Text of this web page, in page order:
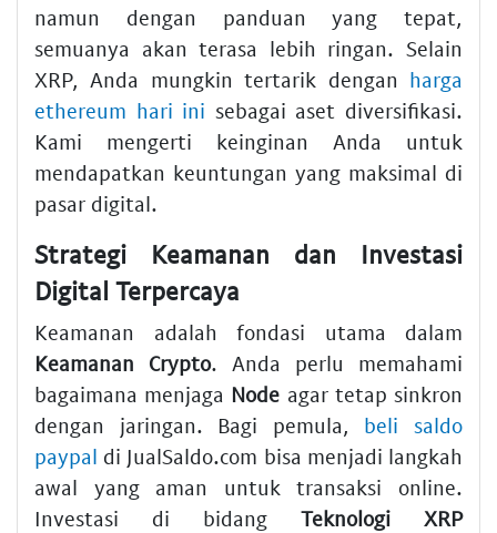
namun dengan panduan yang tepat,
semuanya akan terasa lebih ringan. Selain
XRP, Anda mungkin tertarik dengan harga
ethereum hari ini sebagai aset diversifikasi.
Kami mengerti keinginan Anda untuk
mendapatkan keuntungan yang maksimal di
pasar digital.
Strategi Keamanan dan Investasi
Digital Terpercaya
Keamanan adalah fondasi utama dalam
Keamanan Crypto. Anda perlu memahami
bagaimana menjaga Node agar tetap sinkron
dengan jaringan. Bagi pemula, beli saldo
paypal di JualSaldo.com bisa menjadi langkah
awal yang aman untuk transaksi online.
Investasi di bidang Teknologi XRP